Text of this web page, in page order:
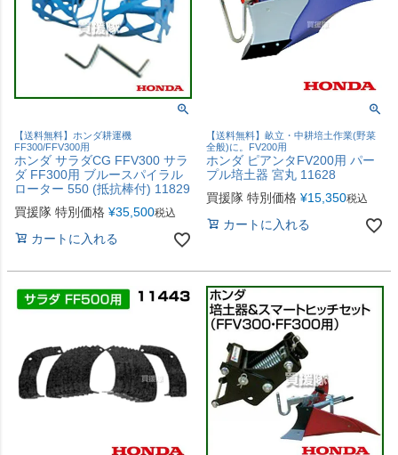
【送料無料】ホンダ耕運機
FF300/FFV300用
ホンダ サラダCG FFV300 サラ
ダ FF300用 ブルースパイラル
ローター 550 (抵抗棒付) 11829
買援隊 特別価格 ¥35,500税込
カートに入れる
【送料無料】畝立・中耕培土作業(野菜
全般)に。FV200用
ホンダ ピアンタFV200用 パー
プル培土器 宮丸 11628
買援隊 特別価格 ¥15,350税込
カートに入れる